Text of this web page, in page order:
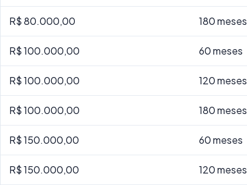
R$ 80.000,00 180 meses
R$ 100.000,00 60 meses
R$ 100.000,00 120 meses
R$ 100.000,00 180 meses
R$ 150.000,00 60 meses
R$ 150.000,00 120 meses